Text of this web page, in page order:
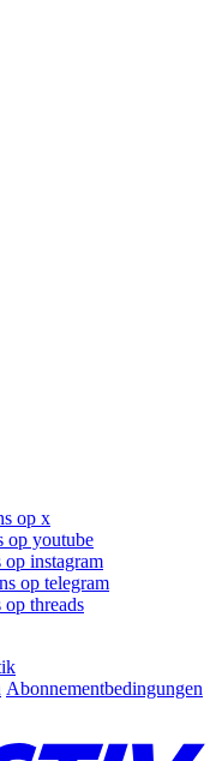
op x
op youtube
op instagram
op telegram
threads
Abonnementbedingungen